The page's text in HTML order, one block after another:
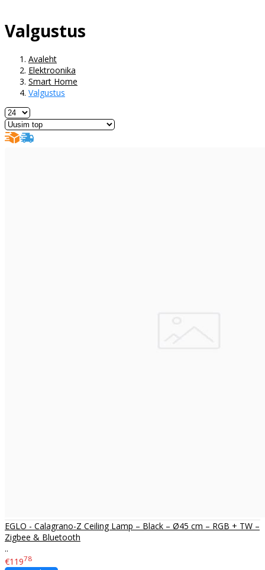
Valgustus
Avaleht
Elektroonika
Smart Home
Valgustus
EGLO - Calagrano-Z Ceiling Lamp – Black – Ø45 cm – RGB + TW –
Zigbee & Bluetooth
..
€11978